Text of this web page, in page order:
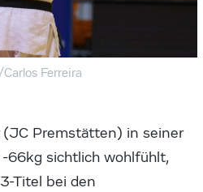
Ferreira
(JC Premstätten) in seiner
66kg sichtlich wohlfühlt,
Titel bei den